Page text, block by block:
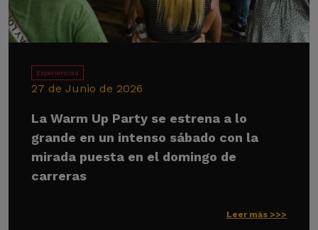
Experiencias
27 de Junio de 2026
La Warm Up Party se estrena a lo
grande en un intenso sábado con la
mirada puesta en el domingo de
carreras
Leer más >>>